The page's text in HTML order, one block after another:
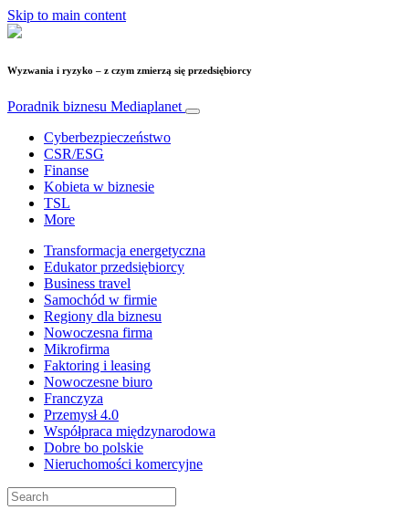
Skip to main content
Wyzwania i ryzyko – z czym zmierzą się przedsiębiorcy
Poradnik biznesu Mediaplanet
Cyberbezpieczeństwo
CSR/ESG
Finanse
Kobieta w biznesie
TSL
More
Transformacja energetyczna
Edukator przedsiębiorcy
Business travel
Samochód w firmie
Regiony dla biznesu
Nowoczesna firma
Mikrofirma
Faktoring i leasing
Nowoczesne biuro
Franczyza
Przemysł 4.0
Współpraca międzynarodowa
Dobre bo polskie
Nieruchomości komercyjne